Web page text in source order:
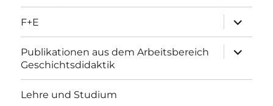
F+E
öffnen
Publikationen aus dem Arbeitsbereich
Geschichtsdidaktik
öffnen
Lehre und Studium